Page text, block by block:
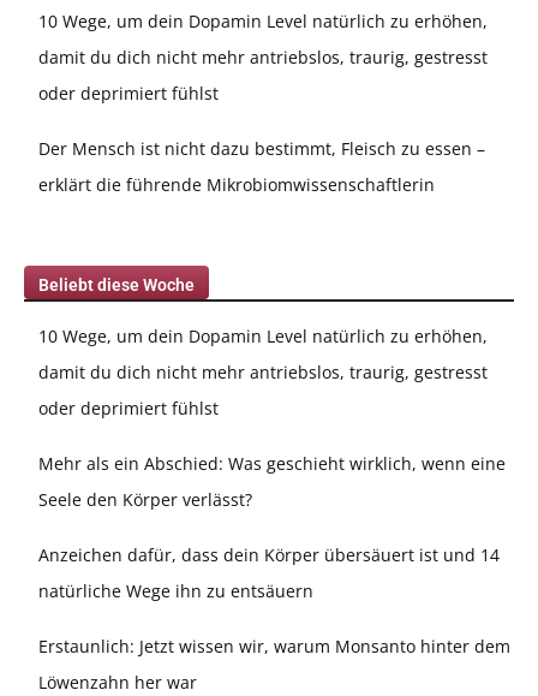
10 Wege, um dein Dopamin Level natürlich zu erhöhen,
damit du dich nicht mehr antriebslos, traurig, gestresst
oder deprimiert fühlst
Der Mensch ist nicht dazu bestimmt, Fleisch zu essen –
erklärt die führende Mikrobiomwissenschaftlerin
Beliebt diese Woche
10 Wege, um dein Dopamin Level natürlich zu erhöhen,
damit du dich nicht mehr antriebslos, traurig, gestresst
oder deprimiert fühlst
Mehr als ein Abschied: Was geschieht wirklich, wenn eine
Seele den Körper verlässt?
Anzeichen dafür, dass dein Körper übersäuert ist und 14
natürliche Wege ihn zu entsäuern
Erstaunlich: Jetzt wissen wir, warum Monsanto hinter dem
Löwenzahn her war